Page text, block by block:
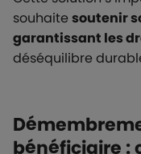
souhaitesoutenir
garantissant les
déséquilibre
bénéficiaire :